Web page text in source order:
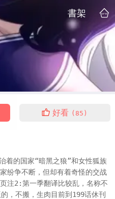
書架
好看 (85)
着的国家“暗黑之狼”和女性狐族
纷争不断，但却有着奇怪的交战
2:第一季翻译比较乱，名称不
，不搬，生肉目前到199话休刊